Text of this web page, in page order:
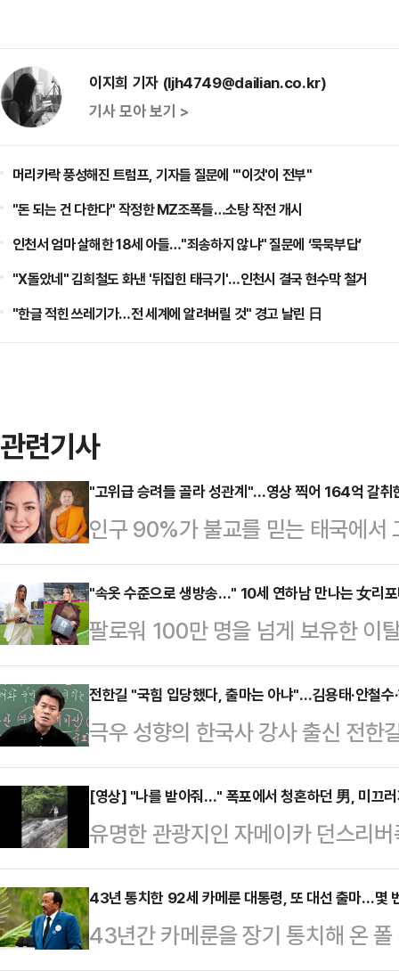
이지희 기자 (ljh4749@dailian.co.kr)
기사 모아 보기 >
머리카락 풍성해진 트럼프, 기자들 질문에 "'이것'이 전부"
"돈 되는 건 다한다" 작정한 MZ조폭들…소탕 작전 개시
인천서 엄마 살해한 18세 아들…"죄송하지 않냐" 질문에 ‘묵묵부답’
"X돌았네" 김희철도 화낸 '뒤집힌 태극기'…인천시 결국 현수막 철거
"한글 적힌 쓰레기가…전 세계에 알려버릴 것" 경고 날린 日
관련기사
"고위급 승려들 골라 성관계"…영상 찍어 164억 갈
인구 90%가 불교를 믿는 태국에서
맺고 100억원대에 달하는 거액을
사회에 충격을 주고 있다.16일(현
면 태국 경찰은 전날 태국 중부 논
반 여성 위라완 엠사왓을 갈취, 자
르면 위라완은 금전적 이익을 위해
연인 관계를 시작한 뒤에 거액의 돈
휴대전화는 무…
"속옷 수준으로 생방송…" 10세 연하남 만나는 女리
팔로워 100만 명을 넘게 보유한 이
나의 과한 노출 의상이 화제의 중
에 따르면 엘레오노라 인카르도나
스타디움에서 열린 PSG와 바이에
착용했다.공개된 사진에 따르면 인
트와 브라톱 차림(사진 왼쪽)으로
셜미디어(SNS)에 공유돼 화제를
태의 상의 차림은 과하…
전한길 "국힘 입당했다, 출마는 아냐"…김용태·안철수
극우 성향의 한국사 강사 출신 전한
밝히자 당내 반발이 일고 있다.전
주최한 '리셋 코리아' 행사에 참석
"전한길이 국회 출마하려고 하나(
출직에 출마하지 않는다. 오직 보수
다.이와 관련해 김용태 전 비상대
비롯한 계엄 옹호 극단세력과는 절
[영상] "나를 받아줘…" 폭포에서 청혼하던 男, 미끄
유명한 관광지인 자메이카 던스리
를 하다가 미끄러져 폭포 아래로
간) 프리프레스저널(FPJ)등 해외
치한 던스리버폭포 정상에서 사고
43년 통치한 92세 카메룬 대통령, 또 대선 출마…몇
43년간 카메룬을 장기 통치해 온